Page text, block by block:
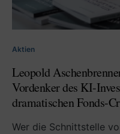
Aktien
Leopold
Vordenker des KI-
dramatischen Fonds-
Wer die Schnittstelle